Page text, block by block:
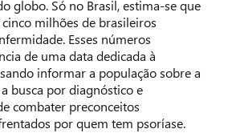
globo. Só no Brasil, estima-se que
milhões de brasileiros
Esses números
de uma data dedicada à
informar a população sobre a
busca por diagnóstico e
combater preconceitos
por quem tem psoríase.